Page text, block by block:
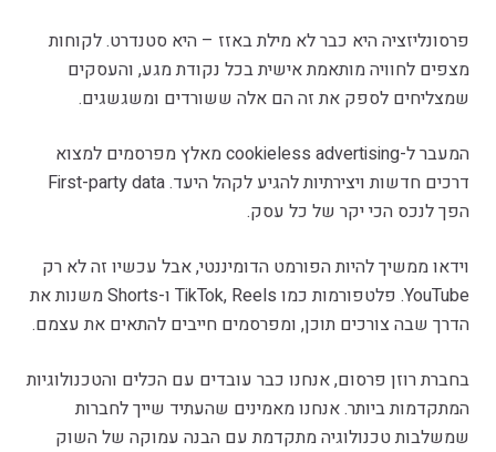
פרסונליזציה היא כבר לא מילת באזז – היא סטנדרט. לקוחות
מצפים לחוויה מותאמת אישית בכל נקודת מגע, והעסקים
שמצליחים לספק את זה הם אלה ששורדים ומשגשגים.
המעבר ל-cookieless advertising מאלץ מפרסמים למצוא
דרכים חדשות ויצירתיות להגיע לקהל היעד. First-party data
הפך לנכס הכי יקר של כל עסק.
וידאו ממשיך להיות הפורמט הדומיננטי, אבל עכשיו זה לא רק
YouTube. פלטפורמות כמו TikTok, Reels ו-Shorts משנות את
הדרך שבה צורכים תוכן, ומפרסמים חייבים להתאים את עצמם.
בחברת רוזן פרסום, אנחנו כבר עובדים עם הכלים והטכנולוגיות
המתקדמות ביותר. אנחנו מאמינים שהעתיד שייך לחברות
שמשלבות טכנולוגיה מתקדמת עם הבנה עמוקה של השוק